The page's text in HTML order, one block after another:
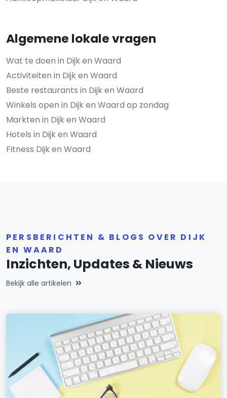
Algemene lokale vragen
Wat te doen in Dijk en Waard
Activiteiten in Dijk en Waard
Beste restaurants in Dijk en Waard
Winkels open in Dijk en Waard op zondag
Markten in Dijk en Waard
Hotels in Dijk en Waard
Fitness Dijk en Waard
PERSBERICHTEN & BLOGS OVER DIJK
EN WAARD
Inzichten, Updates & Nieuws
Bekijk alle artikelen